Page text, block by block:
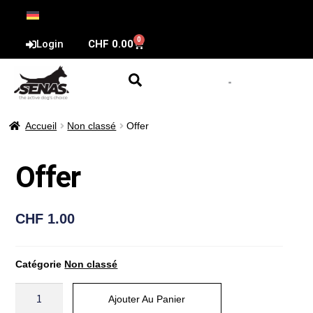
Login CHF 0.00 0
Accueil Non classé Offer
Offer
CHF 1.00
Catégorie Non classé
Ajouter Au Panier